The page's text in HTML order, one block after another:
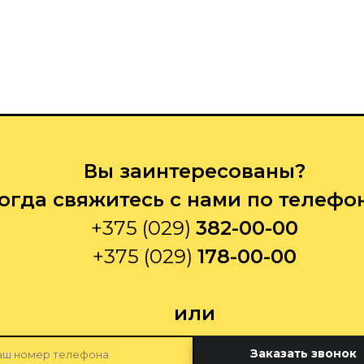
Вы заинтересованы?
свяжитесь с нами по
+375 (029) 382-00-00
+375 (029) 178-00-00
или
Заказать звонок